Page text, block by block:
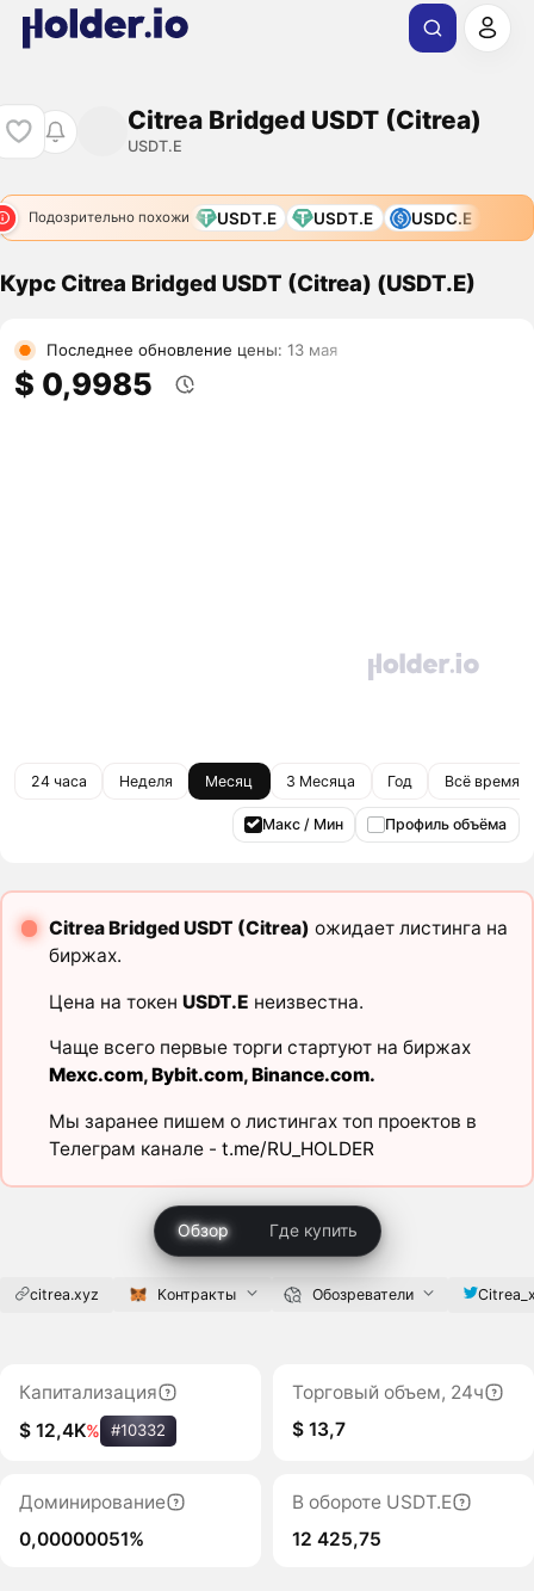
Citrea Bridged USDT (Citrea)
USDT.E
Подозрительно похожи USDT.E USDT.E USDC.E
Курс Citrea Bridged USDT (Citrea) (USDT.E)
Последнее обновление цены: 13 мая
$ 0,9985
24 часа Неделя Месяц 3 Месяца Год Всё время
Макс / Мин Профиль объёма
Citrea Bridged USDT (Citrea) ожидает листинга на
биржах.
Цена на токен USDT.E неизвестна.
Чаще всего первые торги стартуют на биржах
Mexc.com,Bybit.com,Binance.com.
Мы заранее пишем о листингах топ проектов в
Телеграм канале - t.me/RU_HOLDER
Обзор Где купить
citrea.xyz Контракты Обозреватели
Капитализация
$ 12,4K% #10332
Торговый объем, 24ч
$ 13,7
Доминирование
0,00000051%
В обороте USDT.E
12 425,75